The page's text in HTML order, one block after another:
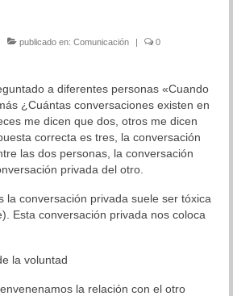
publicado en: Comunicación | 0
a diferentes personas «Cuando
¿Cuántas conversaciones existen en
me dicen que dos, otros me dicen
correcta es tres, la conversación
las dos personas, la conversación
privada del otro.
la conversación privada suele ser tóxica
Esta conversación privada nos coloca
la voluntad
la relación con el otro